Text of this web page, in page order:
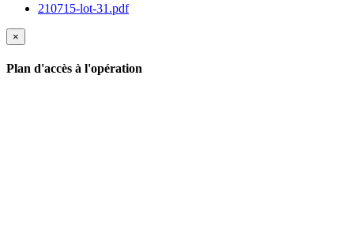
210715-lot-31.pdf
×
Plan d'accès à l'opération